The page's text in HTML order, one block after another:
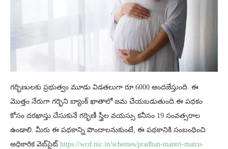
గర్భిణులకు ప్రభుత్వం మూడు విడతలుగా రూ.6000 అందజేస్తుంది. ఈ
మొత్తం నేరుగా గర్భిని బ్యాంక్ ఖాతాలో జమ చేయబడుతుంది.ఈ పథకం
కోసం దరఖాస్తు చేసుకునే గర్భిణీ స్త్రీల వయస్సు కనీసం 19 సంవత్సరాల
ఉండాలి. మీరు ఈ పథకాన్ని పొందాలనుకుంటే, ఈ పథకానికి సంబంధించి
అధికారిక వెబ్‌సైట్ https://wcd.nic.in/schemes/pradhan-mantri-matru-